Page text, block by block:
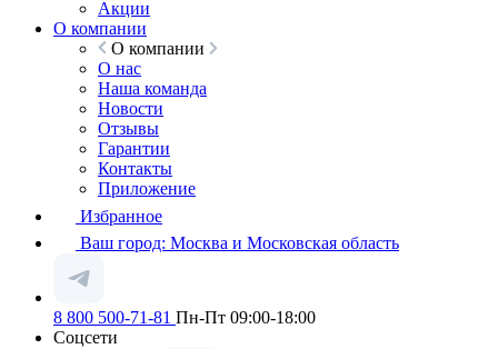
Акции
О компании
О компании
О нас
Наша команда
Новости
Отзывы
Гарантии
Контакты
Приложение
Избранное
Ваш город: Москва и Московская область
8 800 500-71-81 Пн-Пт 09:00-18:00
Соцсети